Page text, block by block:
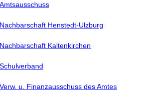
Amtsausschuss
Nachbarschaft Henstedt-Ulzburg
Nachbarschaft Kaltenkirchen
Schulverband
Verw. u. Finanzausschuss des Amtes